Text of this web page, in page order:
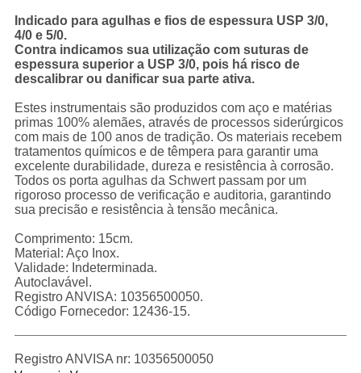
Indicado para agulhas e fios de espessura USP 3/0,
4/0 e 5/0.
Contra indicamos sua utilização com suturas de
espessura superior a USP 3/0, pois há risco de
descalibrar ou danificar sua parte ativa.
Estes instrumentais são produzidos com aço e matérias
primas 100% alemães, através de processos siderúrgicos
com mais de 100 anos de tradição. Os materiais recebem
tratamentos químicos e de têmpera para garantir uma
excelente durabilidade, dureza e resistência à corrosão.
Todos os porta agulhas da Schwert passam por um
rigoroso processo de verificação e auditoria, garantindo
sua precisão e resistência à tensão mecânica.
Comprimento: 15cm.
Material: Aço Inox.
Validade: Indeterminada.
Autoclavável.
Registro ANVISA: 10356500050.
Código Fornecedor: 12436-15.
Registro ANVISA nr: 10356500050